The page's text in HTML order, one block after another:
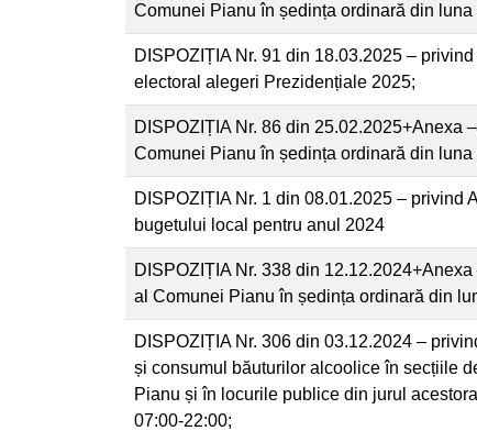
Comunei Pianu în ședința ordinară din luna
DISPOZIȚIA Nr. 91 din 18.03.2025 –
electoral alegeri Prezidențiale 2025;
DISPOZIȚIA Nr. 86 din 25.02.2025+Anexa
Comunei Pianu în ședința ordinară din luna
DISPOZIȚIA Nr. 1 din 08.01.2025 – privind
bugetului local pentru anul 2024
DISPOZIȚIA Nr. 338 din
al Comunei Pianu în ședința ordinară din
DISPOZIȚIA Nr. 306 din 03.12.2024 –
și consumul băuturilor alcoolice în secțiile
Pianu și în locurile publice din jurul
07:00-22:00;